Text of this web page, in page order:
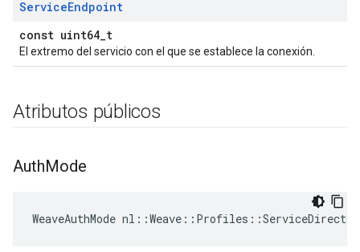
ServiceEndpoint
const uint64_t
El extremo del servicio con el que se establece la conexión.
Atributos públicos
AuthMode
WeaveAuthMode